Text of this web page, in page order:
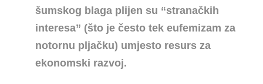
šumskog blaga plijen su “stranačkih
interesa” (što je često tek eufemizam za
notornu pljačku) umjesto resurs za
ekonomski razvoj.